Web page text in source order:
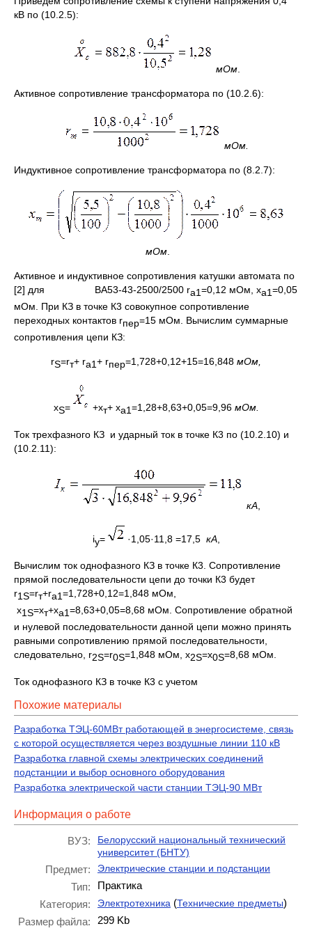
кВ по (10.2.5):
мОм.
Активное сопротивление трансформатора по (10.2.6):
мОм.
Индуктивное сопротивление трансформатора по (8.2.7):
мОм.
Активное и индуктивное сопротивления катушки автомата по
[2] для ВА53-43-2500/2500 rа1=0,12 мОм, xа1=0,05
мОм. При КЗ в точке К3 совокупное сопротивление
переходных контактов rпер=15 мОм. Вычислим суммарные
сопротивления цепи КЗ:
rS=rт+ rа1+ rпер=1,728+0,12+15=16,848 мОм,
xS= +xт+ xа1=1,28+8,63+0,05=9,96 мОм.
Ток трехфазного КЗ и ударный ток в точке К3 по (10.2.10) и
(10.2.11):
кА,
iy= ·1,05·11,8 =17,5 кА,
Вычислим ток однофазного КЗ в точке К3. Сопротивление
прямой последовательности цепи до точки К3 будет
r1S=rт+rа1=1,728+0,12=1,848 мОм,
x1S=xт+xа1=8,63+0,05=8,68 мОм. Сопротивление обратной
и нулевой последовательности данной цепи можно принять
равными сопротивлению прямой последовательности,
следовательно, r2S=r0S=1,848 мОм, x2S=x0S=8,68 мОм.
Ток однофазного КЗ в точке К3 с учетом
Похожие материалы
Разработка ТЭЦ-60МВт работающей в энергосистеме, связь
с которой осуществляется через воздушные линии 110 кВ
Разработка главной схемы электрических соединений
подстанции и выбор основного оборудования
Разработка электрической части станции ТЭЦ-90 МВт
Информация о работе
ВУЗ:
Белорусский национальный технический
университет (БНТУ)
Предмет: Электрические станции и подстанции
Тип:
Практика
Категория:
Электротехника (Технические предметы)
Размер файла:
299 Kb